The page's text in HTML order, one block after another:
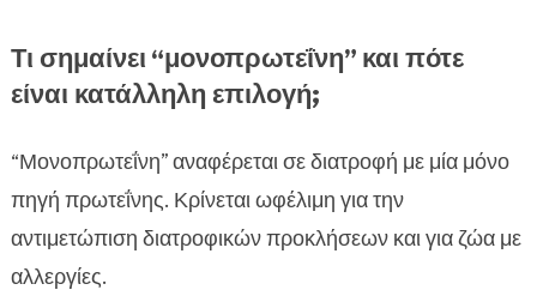
Τι σημαίνει “μονοπρωτεΐνη” και πότε
είναι κατάλληλη επιλογή;
“Μονοπρωτεΐνη” αναφέρεται σε διατροφή με μία μόνο
πηγή πρωτεΐνης. Κρίνεται ωφέλιμη για την
αντιμετώπιση διατροφικών προκλήσεων και για ζώα με
αλλεργίες.